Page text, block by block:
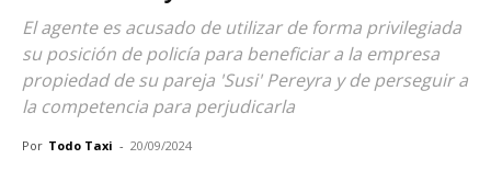
El agente es acusado de utilizar de forma privilegiada
su posición de policía para beneficiar a la empresa
propiedad de su pareja 'Susi' Pereyra y de perseguir a
la competencia para perjudicarla
Por Todo Taxi - 20/09/2024